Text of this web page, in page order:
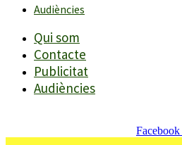
Audiències
Qui som
Contacte
Publicitat
Audiències
Facebook